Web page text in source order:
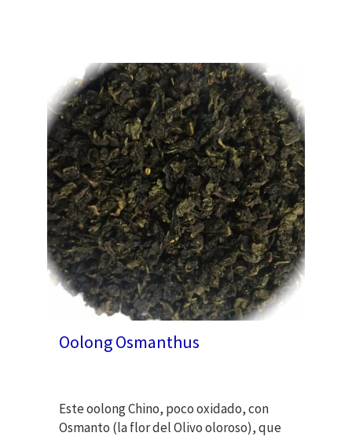
Oolong Osmanthus
Este oolong Chino, poco oxidado, con
Osmanto (la flor del Olivo oloroso), que